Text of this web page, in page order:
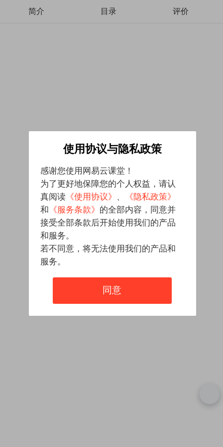
简介 目录 评价
使用协议与隐私政策
感谢您使用网易云课堂！
为了更好地保障您的个人权益，请认
真阅读 《使用协议》 、
《隐私政策》
和 《服务条款》 的全部内容，同意并
接受全部条款后开始使用我们的产品
和服务。
若不同意，将无法使用我们的产品和
服务。
同意